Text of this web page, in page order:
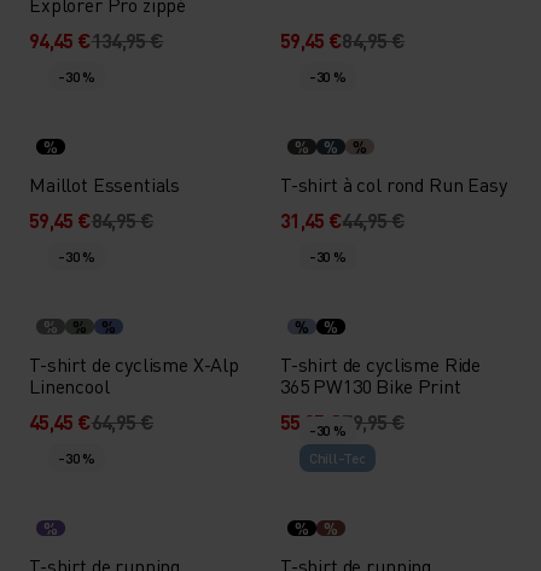
94,45 €134,95 € 59,45 €84,95 €
-30 %
%
Maillot Essentials
59,45 €84,95 €
-30 %
% % %
T-shirt à col rond Run Easy
31,45 €44,95 €
-30 %
% % %
T-shirt de cyclisme X-Alp
Linencool
45,45 €64,95 €
-30 %
% %
T-shirt de cyclisme Ride
365 PW130 Bike Print
55,95 €79,95 €
-30 %
%
T-shirt de running
-30 %
Chill-Tec
% %
T-shirt de running